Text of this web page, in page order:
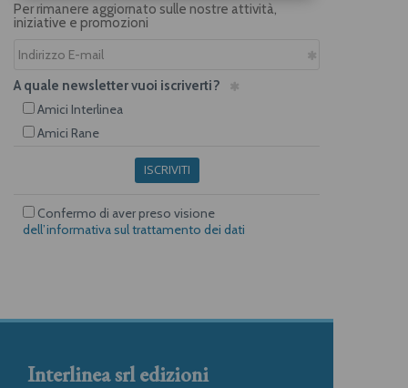
Per rimanere aggiornato sulle nostre attività,
iniziative e promozioni
A quale newsletter vuoi iscriverti?
Amici Interlinea
Amici Rane
ISCRIVITI
Confermo di aver preso visione
dell’informativa sul trattamento dei dati
Interlinea srl edizioni